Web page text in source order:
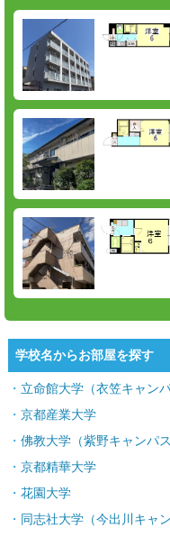
学校名からお部屋を探す
立命館大学（衣笠キャンパ
京都産業大学
佛教大学（紫野キャンパス
京都精華大学
花園大学
同志社大学（今出川キャン